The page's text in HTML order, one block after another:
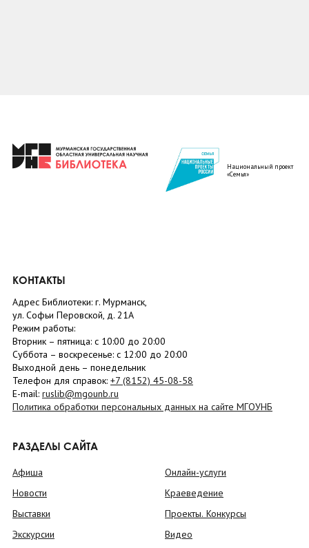
Национальный проект
«Семья»
КОНТАКТЫ
Адрес Библиотеки: г. Мурманск,
ул. Софьи Перовской, д. 21А
Режим работы:
Вторник – пятница: с 10:00 до 20:00
Суббота – воскресенье: c 12:00 до 20:00
Выходной день – понедельник
Телефон для справок: +7 (8152) 45-08-58
E-mail: ruslib@mgounb.ru
Политика обработки персональных данных на сайте МГОУНБ
РАЗДЕЛЫ САЙТА
Афиша
Новости
Выставки
Экскурсии
Онлайн-услуги
Краеведение
Проекты. Конкурсы
Видео